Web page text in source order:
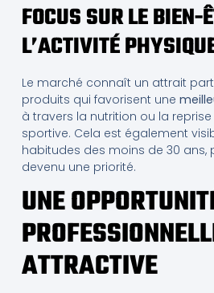
FOCUS SUR LE BIEN-
L’ACTIVITÉ
Le marché connaît un attrait
produits qui favorisent une
à travers la nutrition ou la reprise
sportive. Cela est également
habitudes des moins de 30 ans,
devenu une priorité.
UNE
ATTRACTIVE